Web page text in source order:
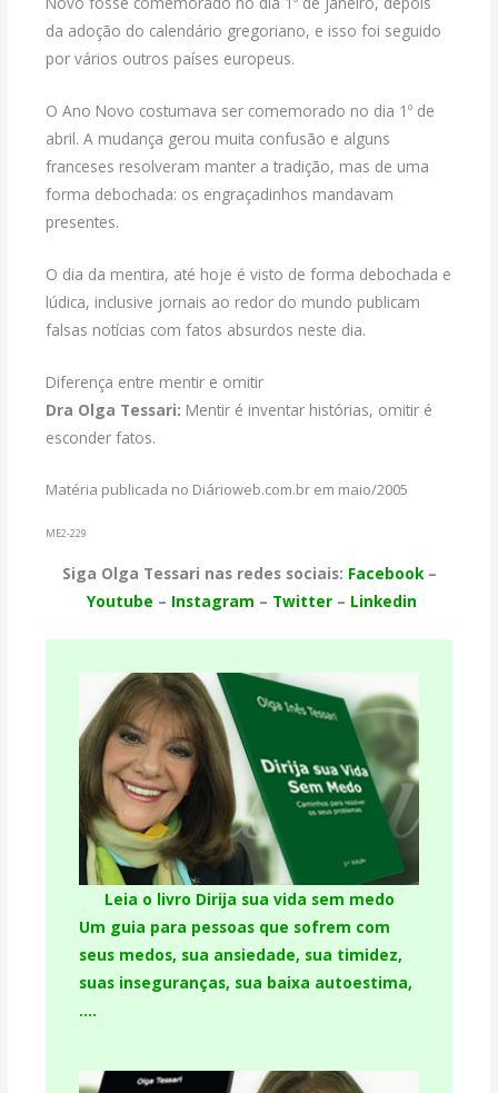
da adoção do calendário gregoriano, e isso foi seguido
por vários outros países europeus.
O Ano Novo costumava ser comemorado no dia 1º de
abril. A mudança gerou muita confusão e alguns
franceses resolveram manter a tradição, mas de uma
forma debochada: os engraçadinhos mandavam
presentes.
O dia da mentira, até hoje é visto de forma debochada e
lúdica, inclusive jornais ao redor do mundo publicam
falsas notícias com fatos absurdos neste dia.
Diferença entre mentir e omitir
Dra Olga Tessari: Mentir é inventar histórias, omitir é
esconder fatos.
Matéria publicada no Diárioweb.com.br em maio/2005
ME2-229
Siga Olga Tessari nas redes sociais: Facebook–
Youtube – Instagram – Twitter– Linkedin
Leia o livro Dirija sua vida sem medo
Um guia para pessoas que sofrem com
seus medos, sua ansiedade, sua timidez,
suas inseguranças, sua baixa autoestima,
….